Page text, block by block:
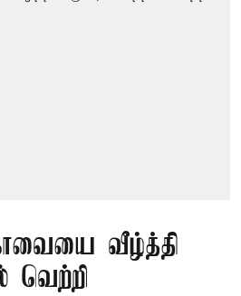
வீழ்த்தி
வெற்றி